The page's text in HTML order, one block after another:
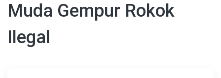
Muda Gempur Rokok
Ilegal